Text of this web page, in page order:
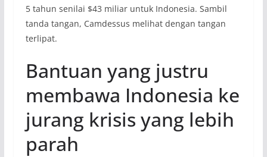
5 tahun senilai $43 miliar untuk Indonesia. Sambil
tanda tangan, Camdessus melihat dengan tangan
terlipat.
Bantuan yang justru
membawa Indonesia ke
jurang krisis yang lebih
parah